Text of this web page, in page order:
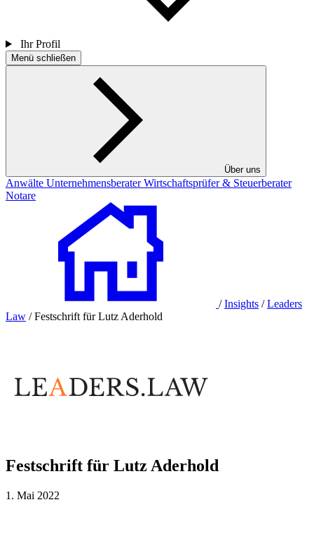
Ihr Profil
Menü schließen
Über uns
Anwälte UnternehmensberaterWirtschaftsprüfer & Steuerberater
Notare
/ Insights / Leaders
Law / Festschrift für Lutz Aderhold
Festschrift für Lutz Aderhold
1. Mai 2022